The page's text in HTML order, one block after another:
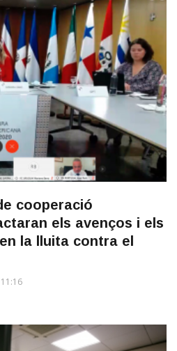
cooperació
els avenços i els
la lluita contra el